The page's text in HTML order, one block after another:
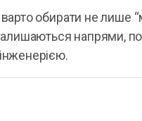
варто обирати не лише
напрями,